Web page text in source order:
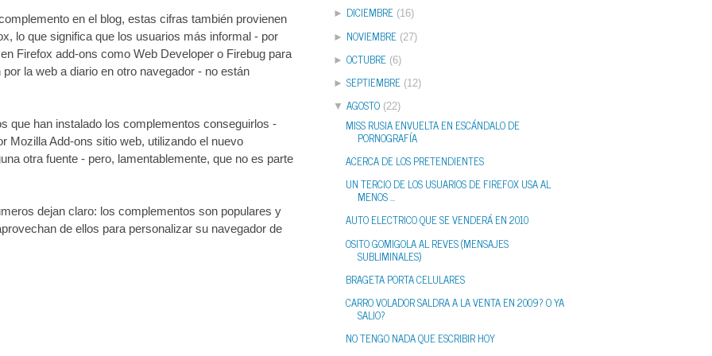
en el blog, estas cifras también provienen
lo que significa que los usuarios más informal - por
Firefox add-ons como Web Developer o Firebug para
la web a diario en otro navegador - no están
que han instalado los complementos conseguirlos -
Mozilla Add-ons sitio web, utilizando el nuevo
otra fuente - pero, lamentablemente, que no es parte
dejan claro: los complementos son populares y
de ellos para personalizar su navegador de
► DICIEMBRE (16)
► NOVIEMBRE (27)
► OCTUBRE (6)
► SEPTIEMBRE (12)
▼ AGOSTO (22)
MISS RUSIA ENVUELTA EN ESCÁNDALO DE
PORNOGRAFÍA
ACERCA DE LOS PRETENDIENTES
UN TERCIO DE LOS USUARIOS DE FIREFOX USA AL
MENOS ...
AUTO ELECTRICO QUE SE VENDERÁ EN 2010
OSITO GOMIGOLA AL REVES (MENSAJES
SUBLIMINALES)
BRAGETA PORTA CELULARES
CARRO VOLADOR SALDRA A LA VENTA EN 2009? O YA
SALIO?
NO TENGO NADA QUE ESCRIBIR HOY